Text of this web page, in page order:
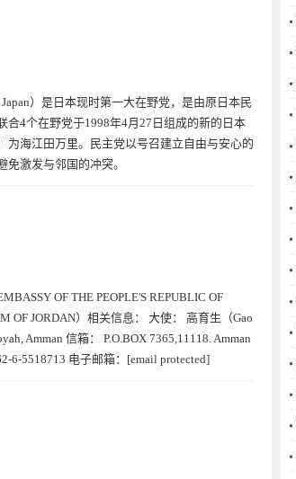
）是日本现时第一大在野党，是由原日本民
合4个在野党于1998年4月27日组成的新的日本
为海江田万里。民主党以号召建立自由与安心的
激发与邻国的冲突。
OF THE PEOPLE'S REPUBLIC OF
OF JORDAN）相关信息： 大使： 高育生（Gao
Amman 信箱： P.O.BOX 7365,11118. Amman
6-5518713 电子邮箱：[email protected]